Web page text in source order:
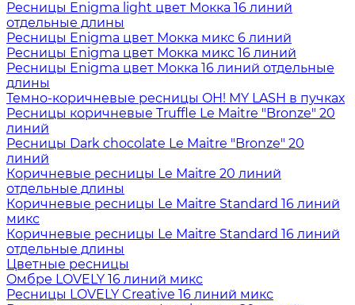
Ресницы Enigma light цвет Мокка 16 линий
отдельные длины
Ресницы Enigma цвет Мокка микс 6 линий
Ресницы Enigma цвет Мокка микс 16 линий
Ресницы Enigma цвет Мокка 16 линий отдельные
длины
Темно-коричневые ресницы OH! MY LASH в пучках
Ресницы коричневые Truffle Le Maitre "Bronze" 20
линий
Ресницы Dark chocolate Le Maitre "Bronze" 20
линий
Коричневые ресницы Le Maitre 20 линий
отдельные длины
Коричневые ресницы Le Maitre Standard 16 линий
микс
Коричневые ресницы Le Maitre Standard 16 линий
отдельные длины
Цветные ресницы
Oмбре LOVELY 16 линий микс
Ресницы LOVELY Creative 16 линий микс